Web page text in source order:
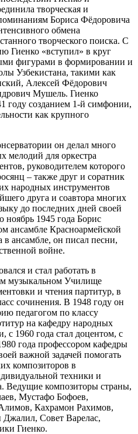
творческая и
Бориса Фёдоровича
обмена
творческого поиска. С
Гиенко «вступил» в круг
фигурами в формировании и
Узбекистана, такими как
Алексей Фёдорович
Мушель. Гиенко
году созданием 1-й симфонии,
как крупного
он делал много
мелодий для оркестра
руководителем которого
– также друг и соратник
народных инструментов
друга и соавтора многих
до последних дней своей
ноябрь 1945 года Борис
ансамбле Красноармейской
ансамбле, он писал песни,
войне.
и стал работать в
музыкальном Училище
и чтения партитур, в
сочинения. В 1948 году он
педагогом по классу
на кафедру народных
с 1960 года стал доцентом, с
года профессором кафедры
важной задачей помогать
композиторов в
техники и
Ведущие композиторы страны,
Мустафо Бофоев,
Кахрамон Рахимов,
Совет Варелас,
Гиенко.